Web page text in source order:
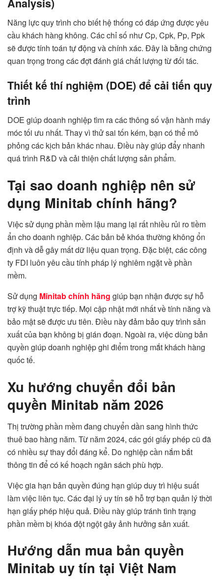
Analysis)
Năng lực quy trình cho biết hệ thống có đáp ứng được yêu
cầu khách hàng không. Các chỉ số như Cp, Cpk, Pp, Ppk
sẽ được tính toán tự động và chính xác. Đây là bằng chứng
quan trọng trong các đợt đánh giá chất lượng từ đối tác.
Thiết kế thí nghiệm (DOE) để cải tiến quy
trình
DOE giúp doanh nghiệp tìm ra các thông số vận hành máy
móc tối ưu nhất. Thay vì thử sai tốn kém, bạn có thể mô
phỏng các kịch bản khác nhau. Điều này giúp đẩy nhanh
quá trình R&D và cải thiện chất lượng sản phẩm.
Tại sao doanh nghiệp nên sử
dụng Minitab chính hãng?
Việc sử dụng phần mềm lậu mang lại rất nhiều rủi ro tiềm
ẩn cho doanh nghiệp. Các bản bẻ khóa thường không ổn
định và dễ gây mất dữ liệu quan trọng. Đặc biệt, các công
ty FDI luôn yêu cầu tính pháp lý nghiêm ngặt về phần
mềm.
Sử dụng Minitab chính hãng giúp bạn nhận được sự hỗ
trợ kỹ thuật trực tiếp. Mọi cập nhật mới nhất về tính năng và
bảo mật sẽ được ưu tiên. Điều này đảm bảo quy trình sản
xuất của bạn không bị gián đoạn. Ngoài ra, việc dùng bản
quyền giúp doanh nghiệp ghi điểm trong mắt khách hàng
quốc tế.
Xu hướng chuyển đổi bản
quyền Minitab năm 2026
Thị trường phần mềm đang chuyển dần sang hình thức
thuê bao hàng năm. Từ năm 2024, các gói giấy phép cũ đã
có nhiều sự thay đổi đáng kể. Do nghiệp cần nắm bắt
thông tin để có kế hoạch ngân sách phù hợp.
Việc gia hạn bản quyền đúng hạn giúp duy trì hiệu suất
làm việc liên tục. Các đại lý uy tín sẽ hỗ trợ bạn quản lý thời
hạn giấy phép hiệu quả. Điều này giúp tránh tình trạng
phần mềm bị khóa đột ngột gây ảnh hưởng sản xuất.
Hướng dẫn mua bản quyền
Minitab uy tín tại Việt Nam